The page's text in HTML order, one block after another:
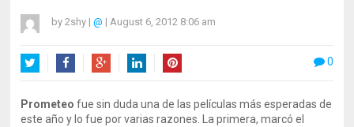
by2shy | @ | August 6, 2012 8:06 am
0
Prometeo fue sin duda una de las películas más esperadas de
este año y lo fue por varias razones. La primera, marcó el